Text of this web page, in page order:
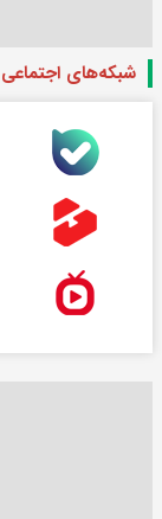
شبکه‌های اجتماعی